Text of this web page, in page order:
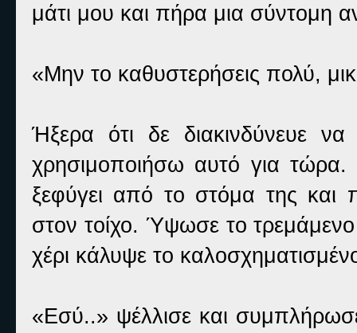
μάτι μου και πήρα μια σύντομη
«Μην το καθυστερήσεις πολύ,
Ήξερα ότι δε διακινδύνευε
χρησιμοποιήσω αυτό για
ξεφύγει από το στόμα της
στον τοίχο. Ύψωσε το
χέρι κάλυψε το
«Εσύ..» ψέλλισε και